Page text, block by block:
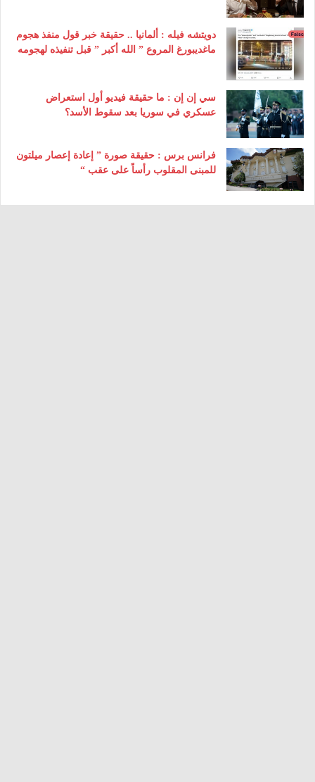
دويتشه فيله : ألمانيا .. حقيقة خبر قول منفذ هجوم
ماغديبورغ المروع ” الله أكبر ” قبل تنفيذه لهجومه
سي إن إن : ما حقيقة فيديو أول استعراض
عسكري في سوريا بعد سقوط الأسد؟
فرانس برس : حقيقة صورة ” إعادة إعصار ميلتون
للمبنى المقلوب رأساً على عقب “